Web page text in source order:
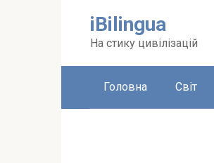
iBilingua
На стику цивілізацій
Головна Світ